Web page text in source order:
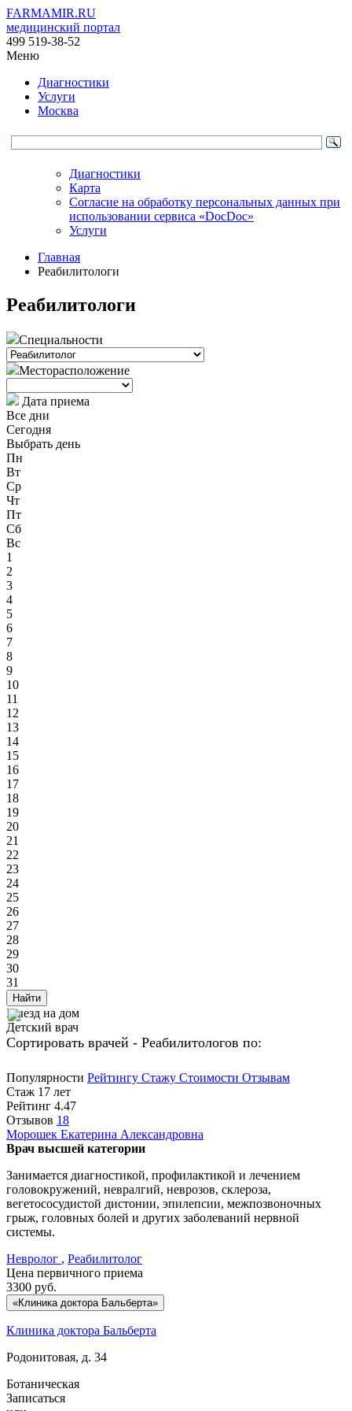
FARMAMIR.RU
медицинский портал
499 519-38-52
Меню
Диагностики
Услуги
Москва
Диагностики
Карта
Согласие на обработку персональных данных при
использовании сервиса «DocDoc»
Услуги
Главная
Реабилитологи
Реабилитологи
Специальности
Месторасположение
Дата приема
Все дни
Сегодня
Выбрать день
Пн
Вт
Ср
Чт
Пт
Сб
Вс
1
2
3
4
5
6
7
8
9
10
11
12
13
14
15
16
17
18
19
20
21
22
23
24
25
26
27
28
29
30
31
Найти
Выезд на дом
Детский врач
Сортировать врачей - Реабилитологов по:
Популярности Рейтингу Стажу Стоимости Отзывам
Стаж 17 лет
Рейтинг 4.47
Отзывов 18
Морошек Екатерина Александровна
Врач высшей категории
Занимается диагностикой, профилактикой и лечением
головокружений, невралгий, неврозов, склероза,
вегетососудистой дистонии, эпилепсии, межпозвоночных
грыж, головных болей и других заболеваний нервной
системы.
Невролог , Реабилитолог
Цена первичного приема
3300 руб.
«Клиника доктора Бальберта»
Клиника доктора Бальберта
Родонитовая, д. 34
Ботаническая
Записаться